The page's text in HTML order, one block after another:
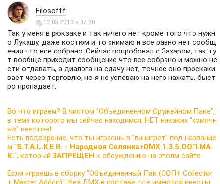
Filosofff
12.03.2013 в 07:30
Так у меня в рюкзаке и так ничего нет кроме того что нужн
о Лукашу, даже костюм и то снимаю и все равно нет сообщ
ения что все собрано. Сейчас попробовал с Захаром, так ту
т вообще приходит сообщение что все собрано и можно не
сти отдавать, а диалога на сдачу нет, точнее оно проскаки
вает через торговлю, но я не успеваю на него нажать, быст
ро пропадает.
Во что играем? В чистом "Объединенном Оружейном Паке",
в теме которого мы сейчас находимся, НЕТ никаких "хомячн
ых" квестов!
Есть подозрение, что ты играешь в "винигрет" под название
м "S.T.A.L.K.E.R. - Народная Солянка+DMX 1.3.5.ООП.МА.
К.", который ЗАПРЕЩЕН к обсуждению на этолм сайте.
Если играешь в сборку "Объединенный Пак (ООП+ Collector
+ Master Addon)", без ДМХ в составе, где имеются квесты